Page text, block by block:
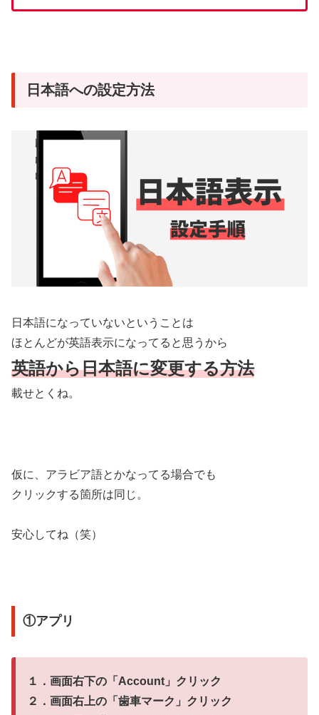
日本語への設定方法
日本語になっていないということは
ほとんどが英語表示になってると思うから
英語から日本語に変更する方法
載せとくね。
仮に、アラビア語とかなってる場合でも
クリックする箇所は同じ。
安心してね（笑）
①アプリ
１．画面右下の「 Account 」クリック
２．画面右上の「 歯車マーク 」クリック